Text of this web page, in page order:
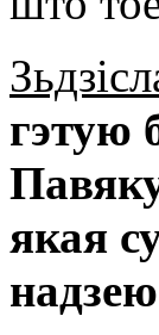
гэтую
якая